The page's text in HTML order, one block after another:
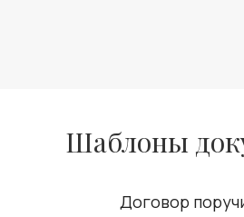
Шаблоны
Договор